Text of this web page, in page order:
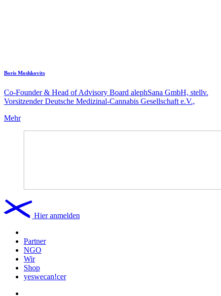
Boris Moshkovits
Co-Founder & Head of Advisory Board alephSana GmbH, stellv.
Vorsitzender Deutsche Medizinal-Cannabis Gesellschaft e.V.,
Mehr
Hier anmelden
Partner
NGO
Wir
Shop
yeswecan!cer